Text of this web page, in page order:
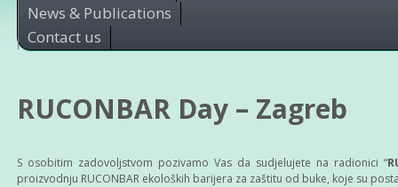
News & Publications
Contact us
RUCONBAR Day – Zagreb
S osobitim zadovoljstvom pozivamo Vas da sudjelujete na radionici “
proizvodnju RUCONBAR ekoloških barijera za zaštitu od buke, koje su